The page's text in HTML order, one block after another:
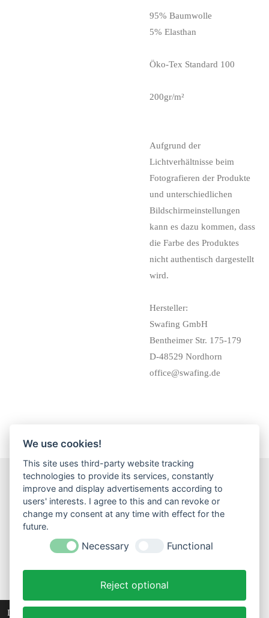
Diese Website verwendet Cookies, um Ihr
95% Baumwolle
5% Elasthan
Öko-Tex Standard 100
200gr/m²
Aufgrund der
Lichtverhältnisse beim
Fotografieren der Produkte
und unterschiedlichen
Bildschirmeinstellungen
kann es dazu kommen, dass
die Farbe des Produktes
nicht authentisch dargestellt
wird.
Hersteller:
Swafing GmbH
Bentheimer Str. 175-179
D-48529 Nordhorn
office@swafing.de
F
a
c
b
o
I
n
s
m
W
h
a
Impressum Datenschutz
Widerruf einreichen!
© 2023 - 2026 Creativtraeume
We use cookies!
This site uses third-party website tracking
technologies to provide its services, constantly
improve and display advertisements according to
users' interests. I agree to this and can revoke or
change my consent at any time with effect for the
future.
Necessary Functional
Reject optional